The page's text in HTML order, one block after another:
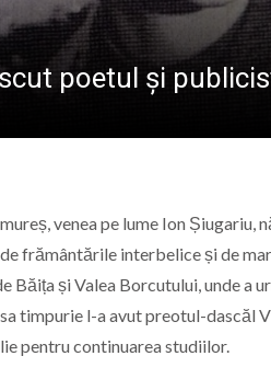
poetul și
venea pe lume Ion
frământările interbelice și de
Băița și Valea Borcutului, unde a
timpurie l-a avut preotul-dascăl
pentru continuarea studiilor.